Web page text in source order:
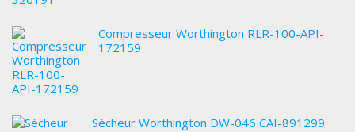
Compresseur Worthington RLR-100-API-
172159
Sécheur Worthington DW-046 CAI-891299